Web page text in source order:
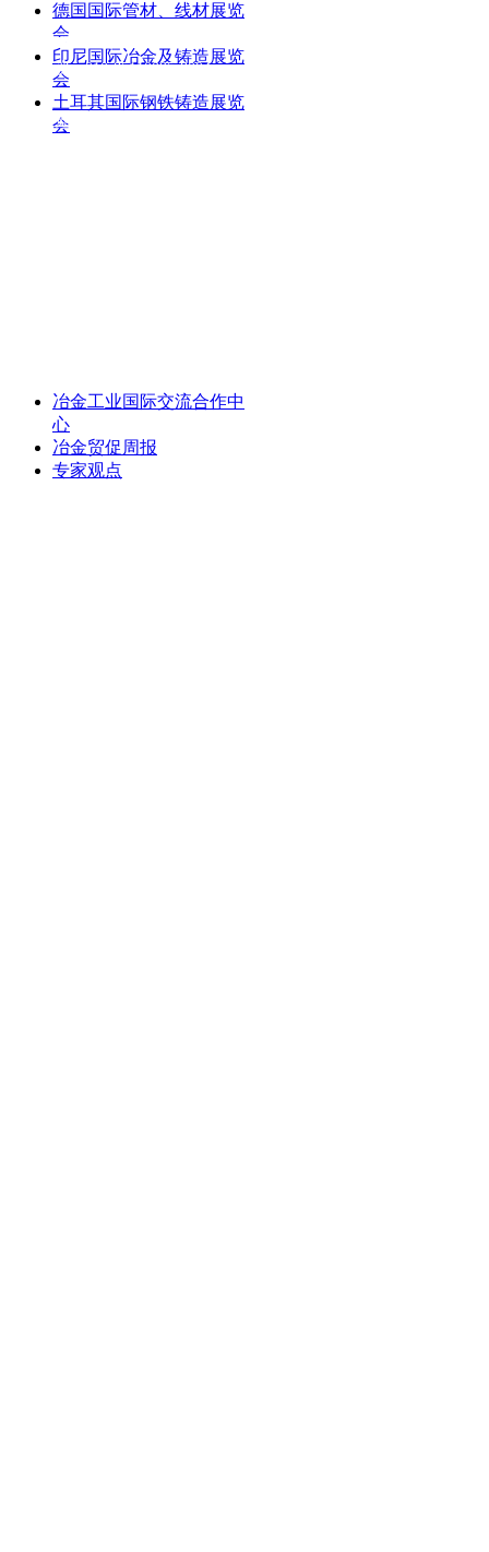
德国国际管材、线材展览
会
印尼国际冶金及铸造展览
会
土耳其国际钢铁铸造展览
会
国际会议：010-85110095-8004
国际展览：010-85111723-8005
地址：北京市东城区东四西大街46号
邮编：100711
冶金工业国际交流合作中
心
冶金贸促周报
专家观点